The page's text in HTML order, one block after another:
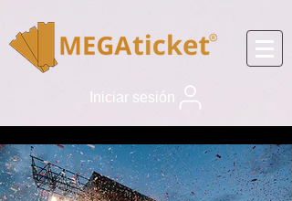
Iniciar sesión